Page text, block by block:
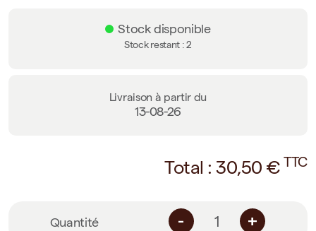
Stock disponible
Stock restant :2
Livraison à partir du
13-08-26
Total :30,50 € TTC
Quantité - +